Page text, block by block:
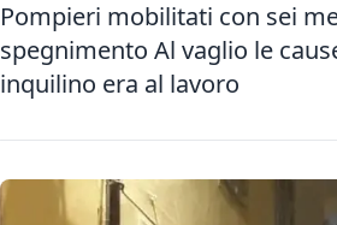
Pompieri mobilitati con sei
spegnimento Al vaglio le
inquilino era al lavoro